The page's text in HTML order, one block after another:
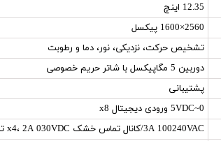
12.35 اینچ
2560×1600 پیکسل
تشخیص حرکت، نزدیکی، نور، دما و رطوبت
دوربین 5 مگاپیکسل با شاتر حریم خصوصی
پشتیبانی
0~5VDC ورودی دیجیتال x8
3A 100240VAC/کانال تماس خشک x4، 2A 030VDC تماس خشک x2